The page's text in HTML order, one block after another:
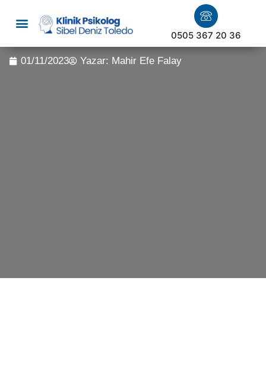
0505 367 20 36
01/11/2023 Yazar: Mahir Efe Falay